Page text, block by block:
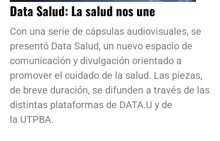
Data Salud: La salud nos une
Con una serie de cápsulas audiovisuales, se
presentó Data Salud, un nuevo espacio de
comunicación y divulgación orientado a
promover el cuidado de la salud. Las piezas,
de breve duración, se difunden a través de las
distintas plataformas de DATA.U y de
la UTPBA.